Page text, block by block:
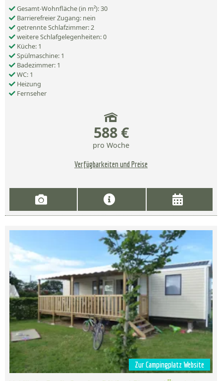
Gesamt-Wohnfläche (in m²): 30
Barrierefreier Zugang: nein
getrennte Schlafzimmer: 2
weitere Schlafgelegenheiten: 0
Küche: 1
Spülmaschine: 1
Badezimmer: 1
WC: 1
Heizung
Fernseher
588 €
pro Woche
Verfügbarkeiten und Preise
Zur Campingplatz Website